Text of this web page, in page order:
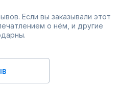
Если вы заказывали этот
о нём, и другие